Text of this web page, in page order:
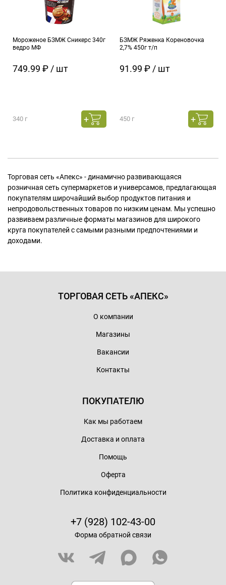
Мороженое БЗМЖ Сникерс 340г
ведро МФ
749.99 ₽ / шт
340 г
БЗМЖ Ряженка Кореновочка
2,7% 450г т/п
91.99 ₽ / шт
450 г
Торговая сеть «Апекс» - динамично развивающаяся
розничная сеть супермаркетов и универсамов, предлагающая
покупателям широчайший выбор продуктов питания и
непродовольственных товаров по низким ценам. Мы успешно
развиваем различные форматы магазинов для широкого
круга покупателей с самыми разными предпочтениями и
доходами.
ТОРГОВАЯ СЕТЬ «АПЕКС»
О компании
Магазины
Вакансии
Контакты
ПОКУПАТЕЛЮ
Как мы работаем
Доставка и оплата
Помощь
Оферта
Политика конфиденциальности
+7 (928) 102-43-00
Форма обратной связи